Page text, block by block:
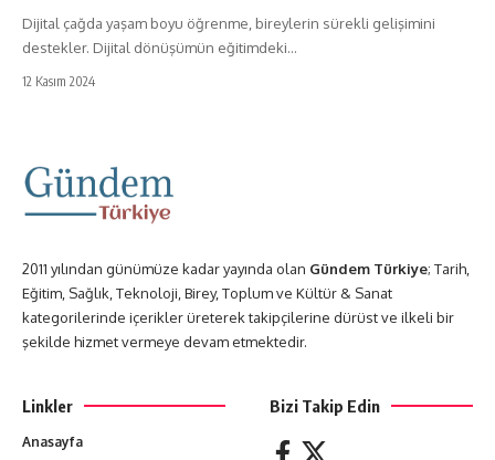
Dijital çağda yaşam boyu öğrenme, bireylerin sürekli gelişimini
destekler. Dijital dönüşümün eğitimdeki…
12 Kasım 2024
2011 yılından günümüze kadar yayında olan Gündem Türkiye; Tarih,
Eğitim, Sağlık, Teknoloji, Birey, Toplum ve Kültür & Sanat
kategorilerinde içerikler üreterek takipçilerine dürüst ve ilkeli bir
şekilde hizmet vermeye devam etmektedir.
Linkler
Anasayfa
Bizi Takip Edin